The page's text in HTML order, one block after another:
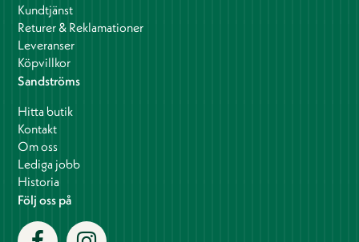
Kundtjänst
Returer & Reklamationer
Leveranser
Köpvillkor
Sandströms
Hitta butik
Kontakt
Om oss
Lediga jobb
Historia
Följ oss på